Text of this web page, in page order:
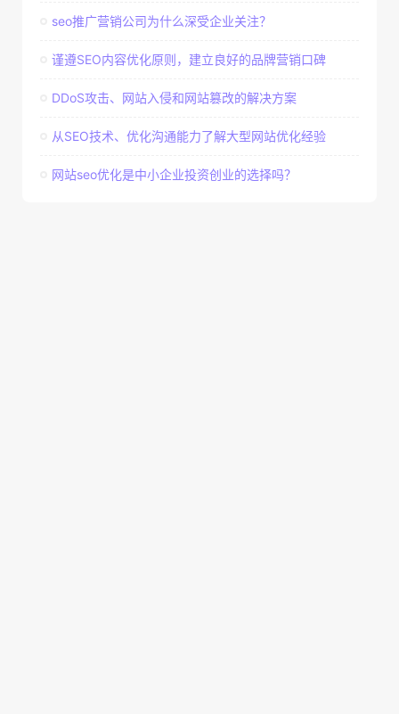
seo推广营销公司为什么深受企业关注？
谨遵SEO内容优化原则，建立良好的品牌营销口碑
DDoS攻击、网站入侵和网站篡改的解决方案
从SEO技术、优化沟通能力了解大型网站优化经验
网站seo优化是中小企业投资创业的选择吗？